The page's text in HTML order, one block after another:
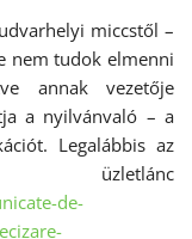
miccstől –
nem tudok elmenni
annak vezetője
a nyilvánvaló – a
Legalábbis az
de-